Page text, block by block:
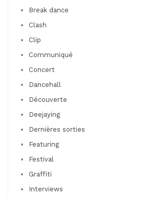
Break dance
Clash
Clip
Communiqué
Concert
Dancehall
Découverte
Deejaying
Dernières sorties
Featuring
Festival
Graffiti
Interviews